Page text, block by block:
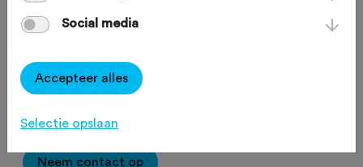
Neem contact op
Social media
Accepteer alles
Selectie opslaan